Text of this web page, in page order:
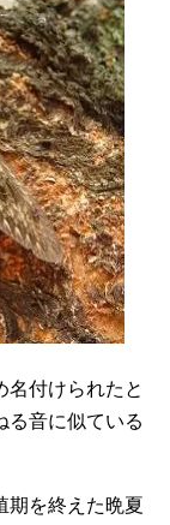
名付けられたと
る音に似ている
期を終えた晩夏